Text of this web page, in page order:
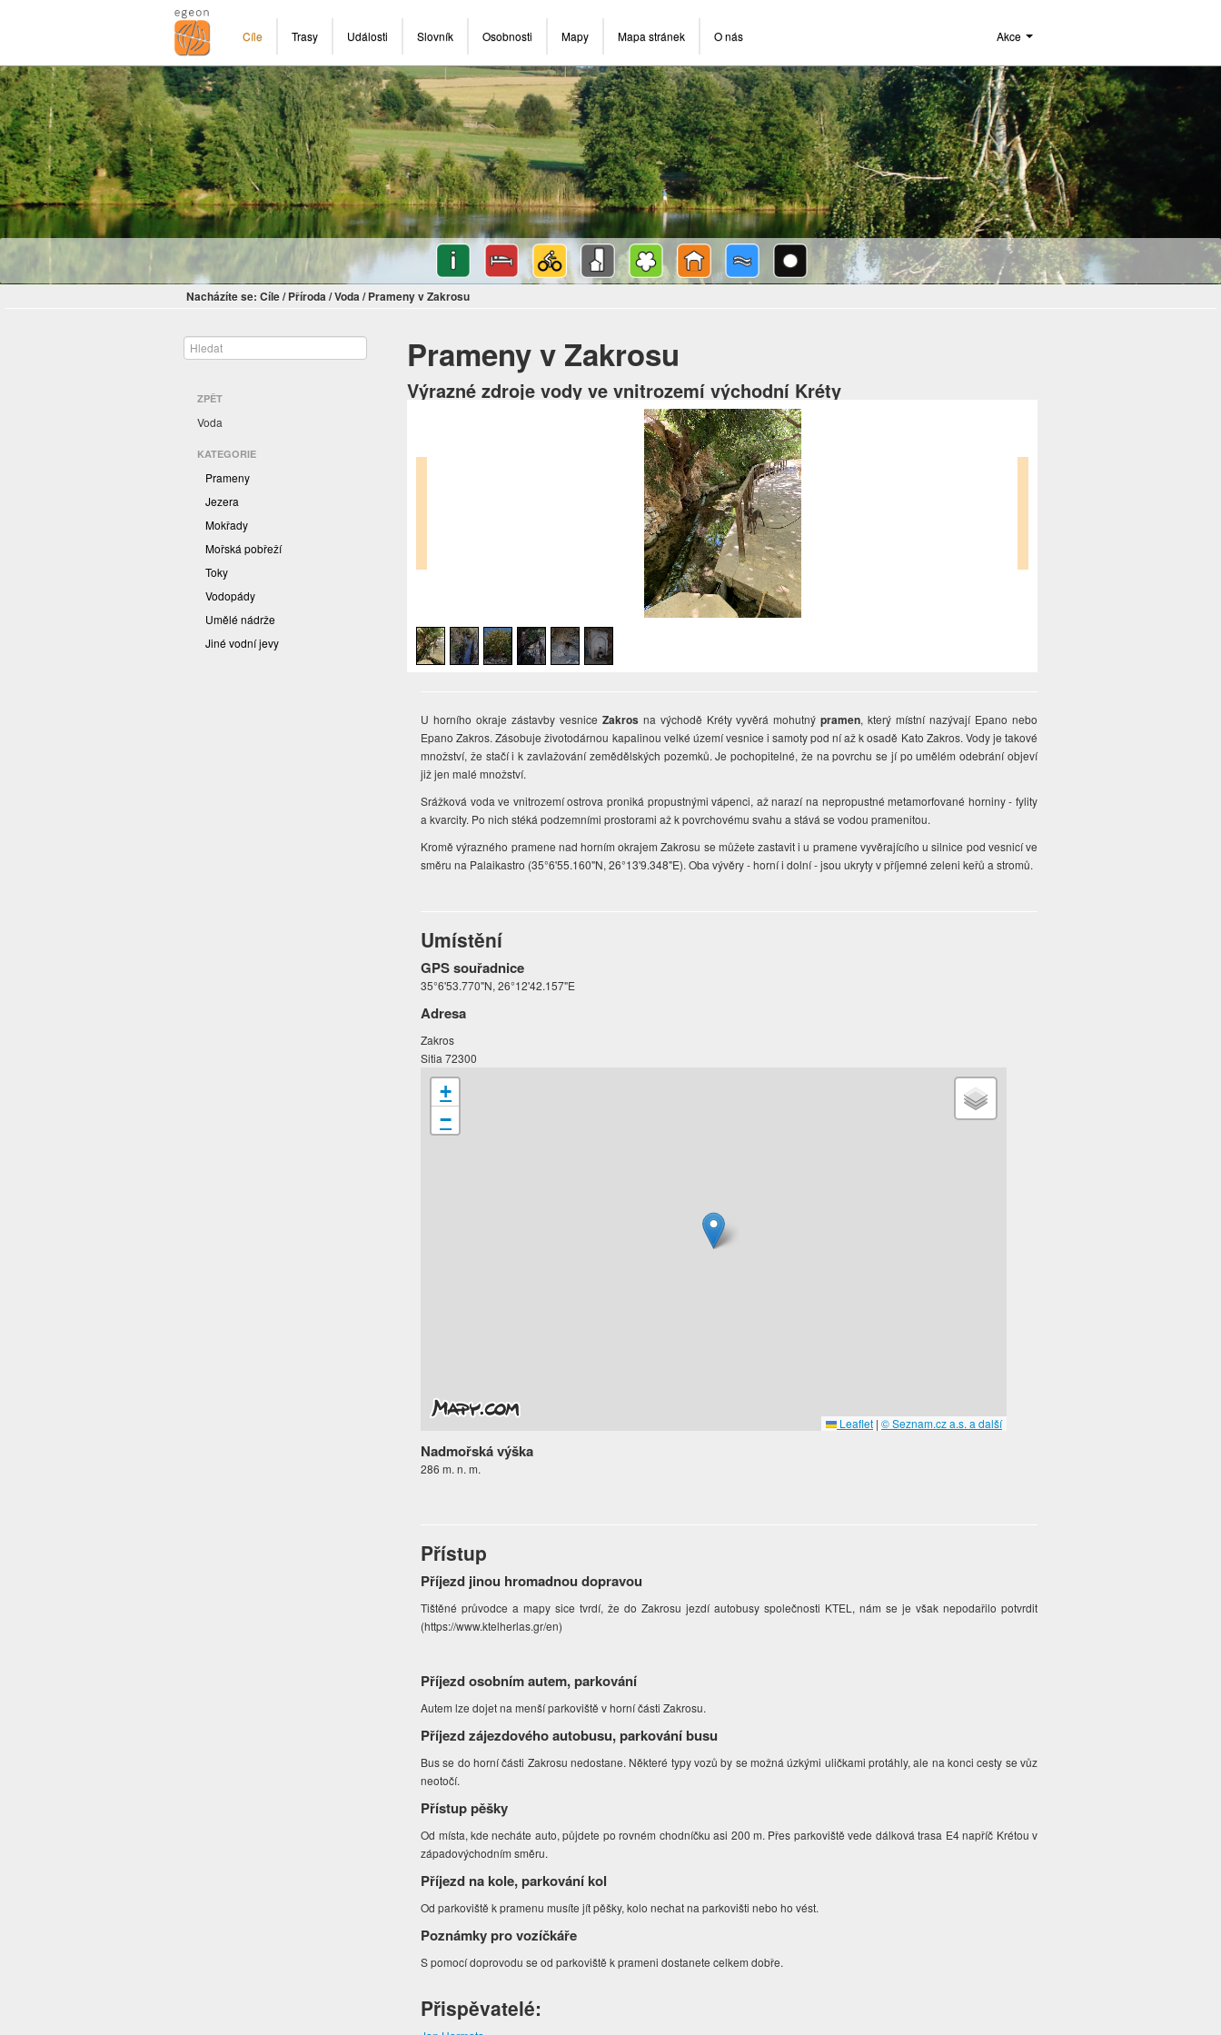
Cíle Trasy Události Slovník Osobnosti Mapy Mapa stránek O nás Akce
Nacházíte se: Cíle/ Příroda/Voda/ Prameny v Zakrosu
ZPĚT
Voda
KATEGORIE
Prameny
Jezera
Mokřady
Mořská pobřeží
Toky
Vodopády
Umělé nádrže
Jiné vodní jevy
Prameny v Zakrosu
Výrazné zdroje vody ve vnitrozemí východní Kréty
U horního okraje zástavby vesnice Zakros na východě Kréty vyvěrá mohutnýpramen, který místní nazývají Epano nebo
Epano Zakros. Zásobuje životodárnou kapalinou velké území vesnice i samoty pod ní až k osadě Kato Zakros. Vody je takové
množství, že stačí i k zavlažování zemědělských pozemků. Je pochopitelné, že na povrchu se jí po umělém odebrání objeví
již jen malé množství.
Srážková voda ve vnitrozemí ostrova proniká propustnými vápenci, až narazí na nepropustné metamorfované horniny - fylity
a kvarcity. Po nich stéká podzemními prostorami až k povrchovému svahu a stává se vodou pramenitou.
Kromě výrazného pramene nad horním okrajem Zakrosu se můžete zastavit i u pramene vyvěrajícího u silnice pod vesnicí ve
směru na Palaikastro (35°6'55.160"N, 26°13'9.348"E). Oba vývěry - horní i dolní - jsou ukryty v příjemné zeleni keřů a stromů.
Umístění
GPS souřadnice
35°6'53.770"N, 26°12'42.157"E
Adresa
Zakros
Sitia 72300
+
−
Leaflet | © Seznam.cz a.s. a další
Nadmořská výška
286 m. n. m.
Přístup
Příjezd jinou hromadnou dopravou
Tištěné průvodce a mapy sice tvrdí, že do Zakrosu jezdí autobusy společnosti KTEL, nám se je však nepodařilo potvrdit
(https://www.ktelherlas.gr/en)
Příjezd osobním autem, parkování
Autem lze dojet na menší parkoviště v horní části Zakrosu.
Příjezd zájezdového autobusu, parkování busu
Bus se do horní části Zakrosu nedostane. Některé typy vozů by se možná úzkými uličkami protáhly, ale na konci cesty se vůz
neotočí.
Přístup pěšky
Od místa, kde necháte auto, půjdete po rovném chodníčku asi 200 m. Přes parkoviště vede dálková trasa E4 napříč Krétou v
západovýchodním směru.
Příjezd na kole, parkování kol
Od parkoviště k pramenu musíte jít pěšky, kolo nechat na parkovišti nebo ho vést.
Poznámky pro vozíčkáře
S pomocí doprovodu se od parkoviště k prameni dostanete celkem dobře.
Přispěvatelé: